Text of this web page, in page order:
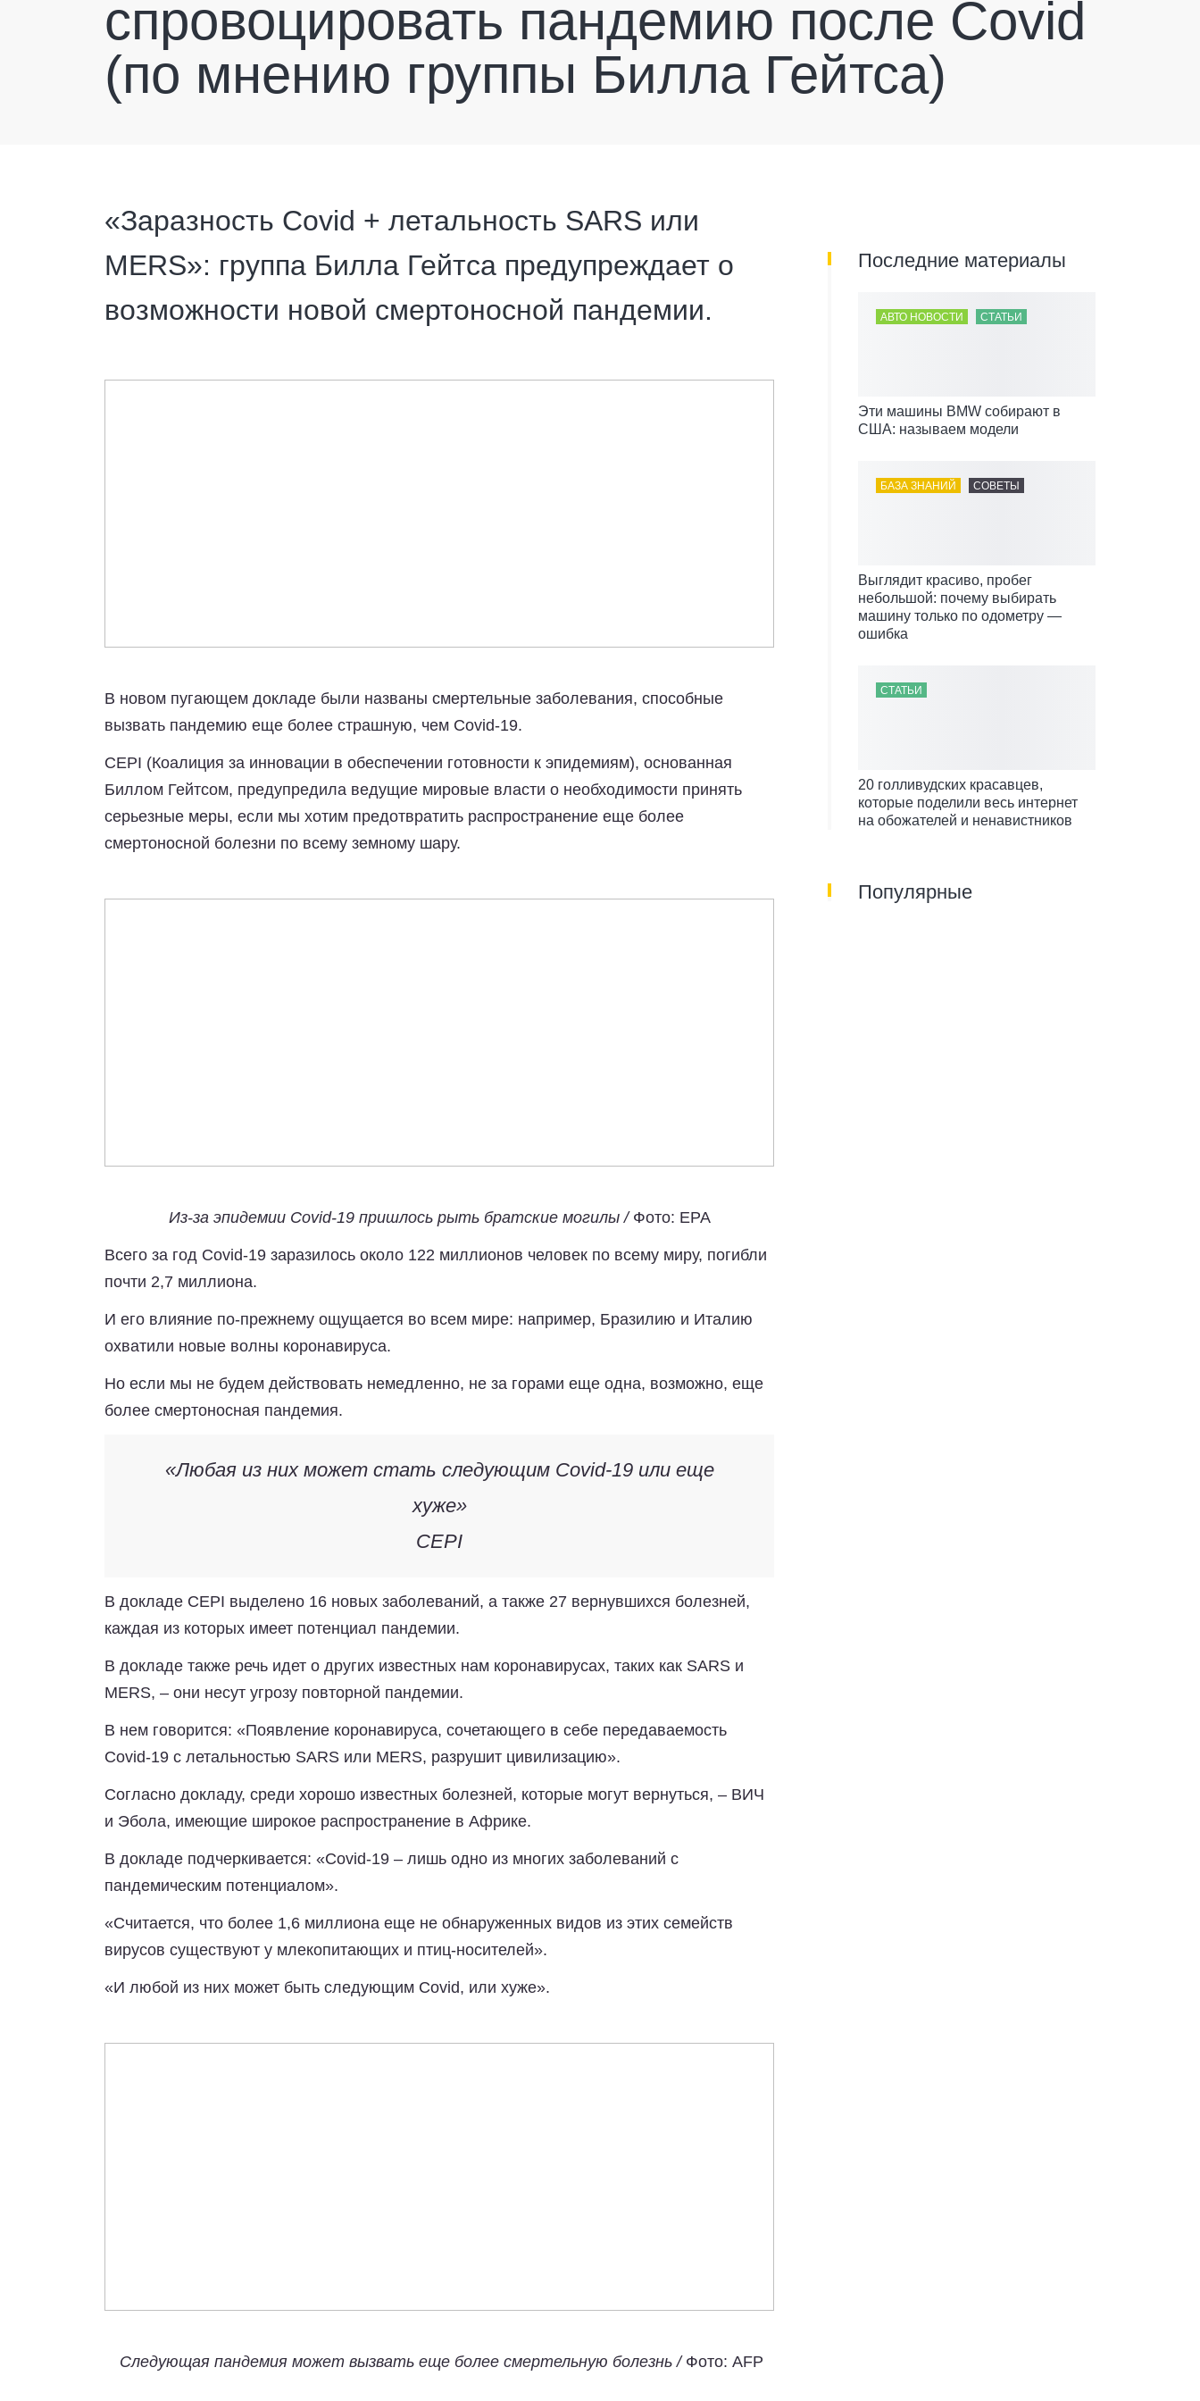
спровоцировать пандемию после Covid
(по мнению группы Билла Гейтса)
«Заразность Covid + летальность SARS или
MERS»: группа Билла Гейтса предупреждает о
возможности новой смертоносной пандемии.
В новом пугающем докладе были названы смертельные заболевания, способные
вызвать пандемию еще более страшную, чем Covid-19.
CEPI (Коалиция за инновации в обеспечении готовности к эпидемиям), основанная
Биллом Гейтсом, предупредила ведущие мировые власти о необходимости принять
серьезные меры, если мы хотим предотвратить распространение еще более
смертоносной болезни по всему земному шару.
Из-за эпидемии Covid-19 пришлось рыть братские могилы / Фото: EPA
Всего за год Covid-19 заразилось около 122 миллионов человек по всему миру, погибли
почти 2,7 миллиона.
И его влияние по-прежнему ощущается во всем мире: например, Бразилию и Италию
охватили новые волны коронавируса.
Но если мы не будем действовать немедленно, не за горами еще одна, возможно, еще
более смертоносная пандемия.
«Любая из них может стать следующим Covid-19 или еще
хуже»
CEPI
В докладе CEPI выделено 16 новых заболеваний, а также 27 вернувшихся болезней,
каждая из которых имеет потенциал пандемии.
В докладе также речь идет о других известных нам коронавирусах, таких как SARS и
MERS, – они несут угрозу повторной пандемии.
В нем говорится: «Появление коронавируса, сочетающего в себе передаваемость
Covid-19 с летальностью SARS или MERS, разрушит цивилизацию».
Согласно докладу, среди хорошо известных болезней, которые могут вернуться, – ВИЧ
и Эбола, имеющие широкое распространение в Африке.
В докладе подчеркивается: «Covid-19 – лишь одно из многих заболеваний с
пандемическим потенциалом».
«Считается, что более 1,6 миллиона еще не обнаруженных видов из этих семейств
вирусов существуют у млекопитающих и птиц-носителей».
«И любой из них может быть следующим Covid, или хуже».
Следующая пандемия может вызвать еще более смертельную болезнь / Фото: AFP
Последние материалы
АВТО НОВОСТИ СТАТЬИ
Эти машины BMW собирают в
США: называем модели
БАЗА ЗНАНИЙ СОВЕТЫ
Выглядит красиво, пробег
небольшой: почему выбирать
машину только по одометру —
ошибка
СТАТЬИ
20 голливудских красавцев,
которые поделили весь интернет
на обожателей и ненавистников
Популярные